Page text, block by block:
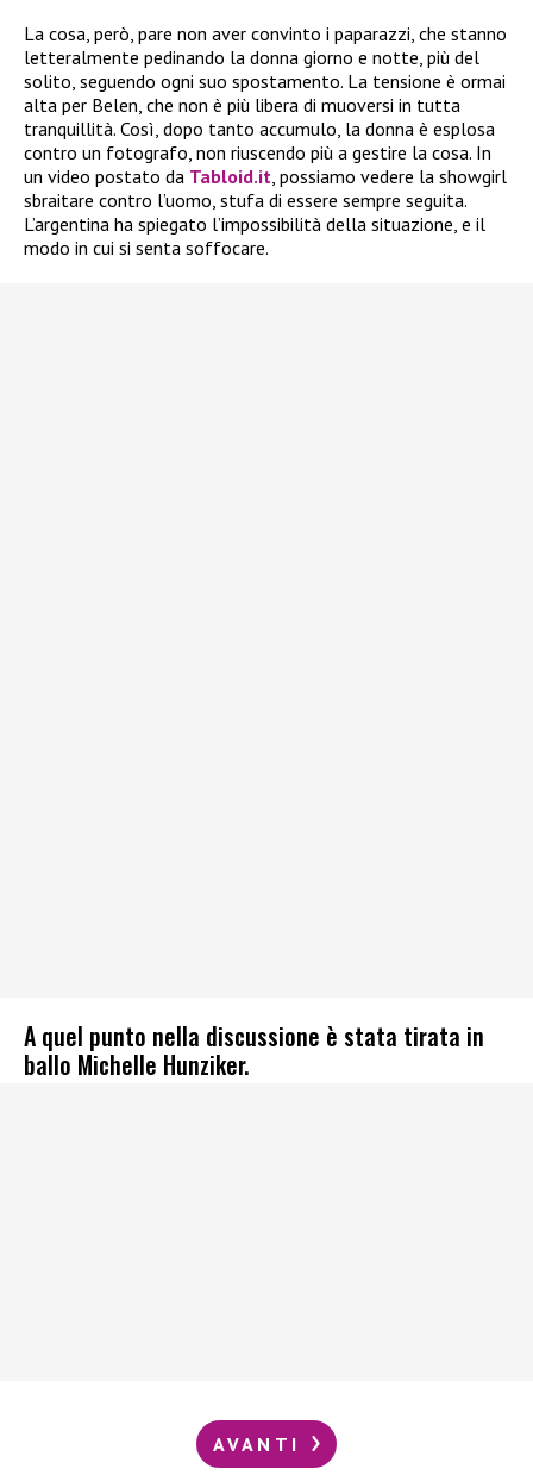
La cosa, però, pare non aver convinto i paparazzi, che stanno
letteralmente pedinando la donna giorno e notte, più del
solito, seguendo ogni suo spostamento. La tensione è ormai
alta per Belen, che non è più libera di muoversi in tutta
tranquillità. Così, dopo tanto accumulo, la donna è esplosa
contro un fotografo, non riuscendo più a gestire la cosa. In
un video postato da Tabloid.it, possiamo vedere la showgirl
sbraitare contro l’uomo, stufa di essere sempre seguita.
L’argentina ha spiegato l’impossibilità della situazione, e il
modo in cui si senta soffocare.
A quel punto nella discussione è stata tirata in
ballo Michelle Hunziker.
AVANTI